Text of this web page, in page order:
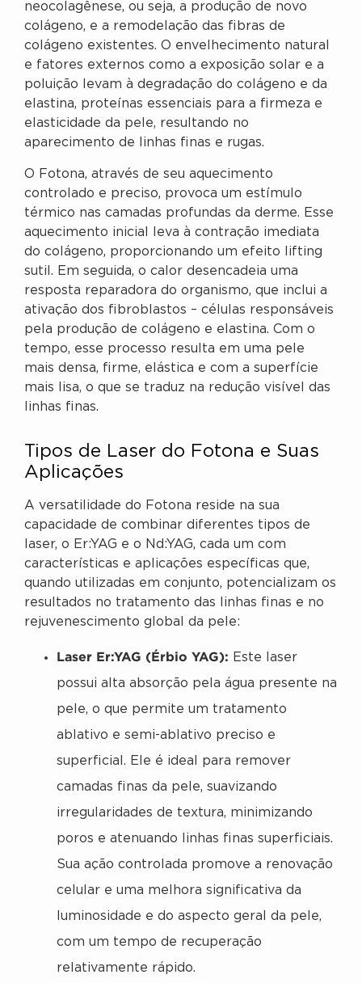
neocolagênese, ou seja, a produção de novo
colágeno, e a remodelação das fibras de
colágeno existentes. O envelhecimento natural
e fatores externos como a exposição solar e a
poluição levam à degradação do colágeno e da
elastina, proteínas essenciais para a firmeza e
elasticidade da pele, resultando no
aparecimento de linhas finas e rugas.
O Fotona, através de seu aquecimento
controlado e preciso, provoca um estímulo
térmico nas camadas profundas da derme. Esse
aquecimento inicial leva à contração imediata
do colágeno, proporcionando um efeito lifting
sutil. Em seguida, o calor desencadeia uma
resposta reparadora do organismo, que inclui a
ativação dos fibroblastos – células responsáveis
pela produção de colágeno e elastina. Com o
tempo, esse processo resulta em uma pele
mais densa, firme, elástica e com a superfície
mais lisa, o que se traduz na redução visível das
linhas finas.
Tipos de Laser do Fotona e Suas
Aplicações
A versatilidade do Fotona reside na sua
capacidade de combinar diferentes tipos de
laser, o Er:YAG e o Nd:YAG, cada um com
características e aplicações específicas que,
quando utilizadas em conjunto, potencializam os
resultados no tratamento das linhas finas e no
rejuvenescimento global da pele:
Laser Er:YAG (Érbio YAG): Este laser
possui alta absorção pela água presente na
pele, o que permite um tratamento
ablativo e semi-ablativo preciso e
superficial. Ele é ideal para remover
camadas finas da pele, suavizando
irregularidades de textura, minimizando
poros e atenuando linhas finas superficiais.
Sua ação controlada promove a renovação
celular e uma melhora significativa da
luminosidade e do aspecto geral da pele,
com um tempo de recuperação
relativamente rápido.